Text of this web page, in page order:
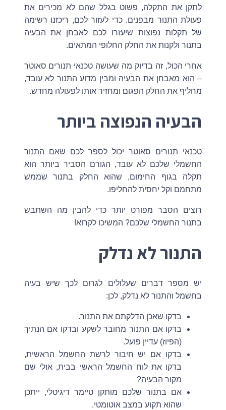
לתקן את התקלה, פשוט בגלל שהם לא מכירים את
פעולת התנור מבפנים. כדי לעזור לכם, ריכזנו רשימה
של תקלות נפוצות שיעזרו לכם לאבחן את הבעיה
בתנור ולקנות את החלק החלופי המתאים.
אחרי הכול, זה בדיוק מה שעושה טכנאי תנורים סאוטר
– הוא מאבחן את הבעיה ומבין מדוע התנור לא עובד,
מחליף את החלק הפגום ומחזיר אותו לפעולה מחדש.
הבעיה הנפוצה ביותר
טכנאי תנורים סאוטר יכול לספר לכם שאם התנור
החשמלי שלכם לא עובד, הגורם הסביר ביותר הוא
תקלה בגוף החימום, שהוא החלק בתנור שממש
מתחמם וקל יחסית להחליפו.
רוצים הסבר מפורט יותר כדי להבין מה השתבש
בתנור החשמלי שלכם? המשיכו לקרוא!
התנור לא נדלק
יש מספר דברים שעלולים לגרום לכך שיש בעיה
בחשמל והתנור לא נדלק, לכן:
בדקו שאכן הדלקתם את התנור.
בדקו אם התנור מחובר לשקע ובדקו אם הנתיך
(הפיוז) עדיין פועל.
בדקו אם יש חיבור לרשת החשמל הראשית,
בדקו את לוח החשמל הראשי בבית, אולי שם
מקור הבעיה?
אם בתנור שלכם מותקן טיימר דיגיטלי, ייתכן
שהוא תקוע במצב אוטומטי.